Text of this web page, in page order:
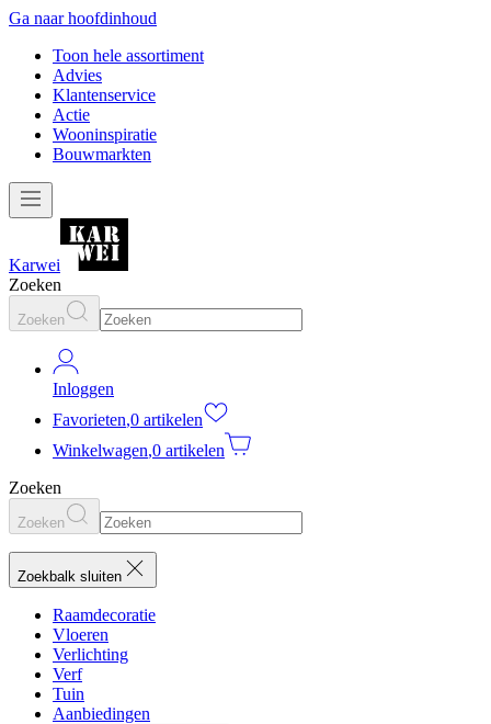
Ga naar hoofdinhoud
Toon hele assortiment
Advies
Klantenservice
Actie
Wooninspiratie
Bouwmarkten
Karwei
Zoeken
Zoeken
Inloggen
Favorieten,0 artikelen
Winkelwagen,0 artikelen
Zoeken
Zoeken
Zoekbalk sluiten
Raamdecoratie
Vloeren
Verlichting
Verf
Tuin
Aanbiedingen